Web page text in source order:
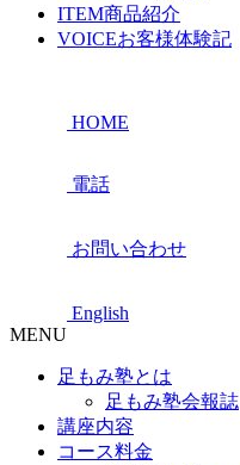
ITEM商品紹介
VOICEお客様体験記
HOME
電話
お問い合わせ
English
MENU
足もみ塾とは
足もみ塾会報誌
講座内容
コース料金